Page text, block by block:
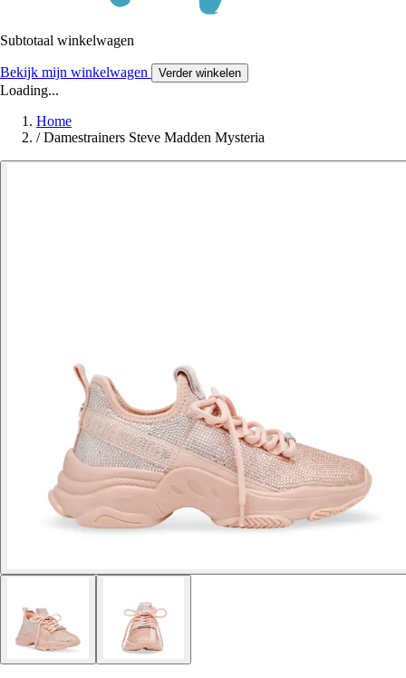
Subtotaal winkelwagen
Bekijk mijn winkelwagen Verder winkelen
Loading...
Home
/ Damestrainers Steve Madden Mysteria